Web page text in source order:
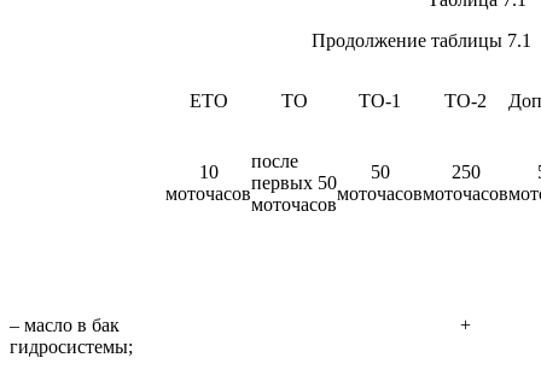
Продолжение таблицы 7.1
ЕТО ТО ТО-1 ТО-2
10
моточасов
после
первых 50
моточасов
50
моточасов
250
моточасов
– масло в бак
гидросистемы;
+